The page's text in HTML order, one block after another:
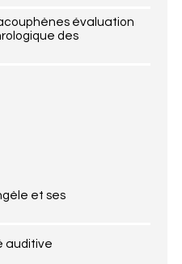
évaluation
des
et ses
auditive